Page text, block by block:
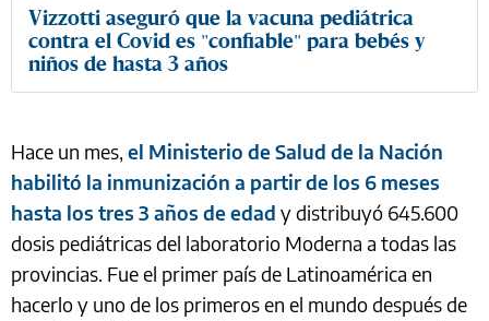
Vizzotti aseguró que la vacuna pediátrica
contra el Covid es "confiable" para bebés y
niños de hasta 3 años
Hace un mes, el Ministerio de Salud de la Nación
habilitó la inmunización a partir de los 6 meses
hasta los tres 3 años de edad y distribuyó 645.600
dosis pediátricas del laboratorio Moderna a todas las
provincias. Fue el primer país de Latinoamérica en
hacerlo y uno de los primeros en el mundo después de